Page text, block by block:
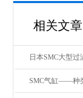
相关文章